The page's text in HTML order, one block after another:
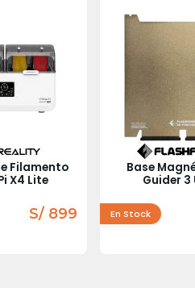
Filamento
X4 Lite
S/ 899
Base
Guider
En Stock